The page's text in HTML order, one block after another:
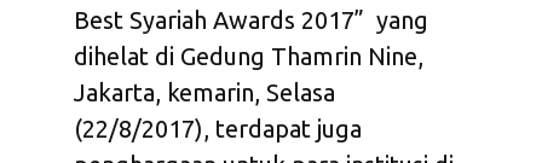
Best Syariah Awards 2017” yang
dihelat di Gedung Thamrin Nine,
Jakarta, kemarin, Selasa
(22/8/2017), terdapat juga